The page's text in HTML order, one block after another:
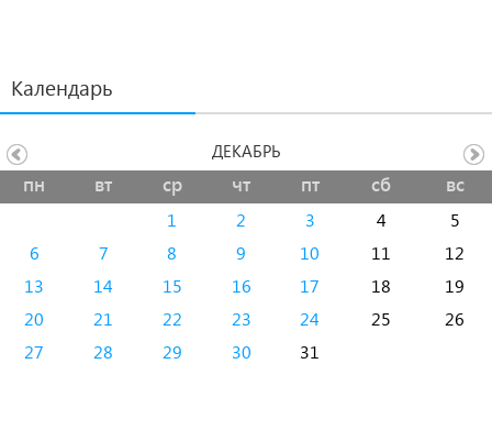
Календарь
пн вт ср чт пт сб вс
1 2 3 4
5
6
7 8 9 10 11
12
13
14 15 16 17 18
19
20
21 22 23 24 25
26
27
28 29 30 31
ДЕКАБРЬ